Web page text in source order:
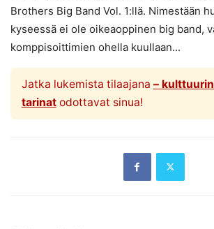
Brothers Big Band Vol. 1:llä. Nimestään
kyseessä ei ole oikeaoppinen big band,
komppisoittimien ohella kuullaan...
Jatka lukemista tilaajana –
tarinatodottavat sinua!